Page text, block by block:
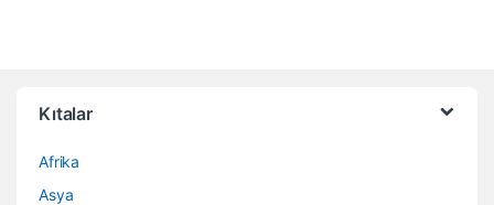
Kıtalar
Afrika
Asya